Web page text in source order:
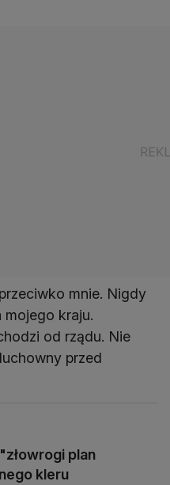
mnie. Nigdy
mojego kraju.
od rządu. Nie
przed
plan
kleru